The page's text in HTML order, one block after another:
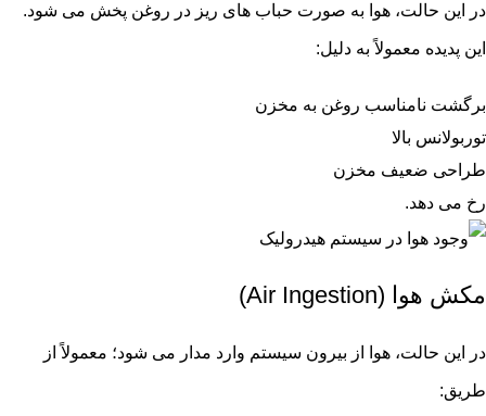
در این حالت، هوا به صورت حباب های ریز در روغن پخش می شود.
این پدیده معمولاً به دلیل:
برگشت نامناسب روغن به مخزن
توربولانس بالا
طراحی ضعیف مخزن
رخ می دهد.
مکش هوا (Air Ingestion)
در این حالت، هوا از بیرون سیستم وارد مدار می شود؛ معمولاً از
طریق: